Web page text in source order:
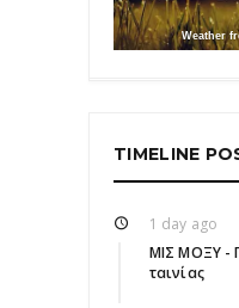
Weather
TIMELINE
1 day ago
ΜΙΣ ΜΟΞΥ -
ταινίας